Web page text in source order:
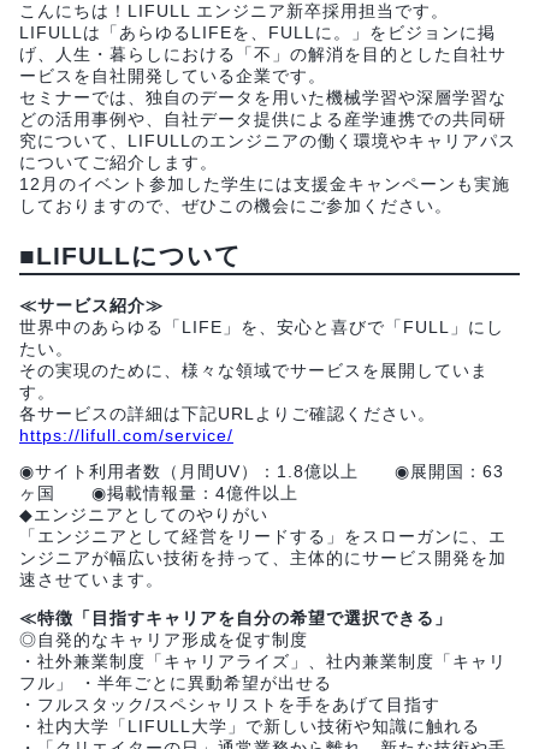
こんにちは！LIFULL エンジニア新卒採用担当です。
LIFULLは「あらゆるLIFEを、FULLに。」をビジョンに掲
げ、人生・暮らしにおける「不」の解消を目的とした自社サ
ービスを自社開発している企業です。
セミナーでは、独自のデータを用いた機械学習や深層学習な
どの活用事例や、自社データ提供による産学連携での共同研
究について、LIFULLのエンジニアの働く環境やキャリアパス
についてご紹介します。
12月のイベント参加した学生には支援金キャンペーンも実施
しておりますので、ぜひこの機会にご参加ください。
■LIFULLについて
≪サービス紹介≫
世界中のあらゆる「LIFE」を、安心と喜びで「FULL」にし
たい。
その実現のために、様々な領域でサービスを展開していま
す。
各サービスの詳細は下記URLよりご確認ください。
https://lifull.com/service/
◉サイト利用者数（月間UV）：1.8億以上 ◉展開国：63
ヶ国 ◉掲載情報量：4億件以上
◆エンジニアとしてのやりがい
「エンジニアとして経営をリードする」をスローガンに、エ
ンジニアが幅広い技術を持って、主体的にサービス開発を加
速させています。
≪特徴「目指すキャリアを自分の希望で選択できる」
◎自発的なキャリア形成を促す制度
・社外兼業制度「キャリアライズ」、社内兼業制度「キャリ
フル」 ・半年ごとに異動希望が出せる
・フルスタック/スペシャリストを手をあげて目指す
・社内大学「LIFULL大学」で新しい技術や知識に触れる